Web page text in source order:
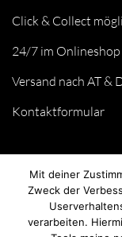
Click & Collect
24/7 im
Versand nach AT &
Kontaktformular
Mit deiner
Zweck der
verarbeiten.